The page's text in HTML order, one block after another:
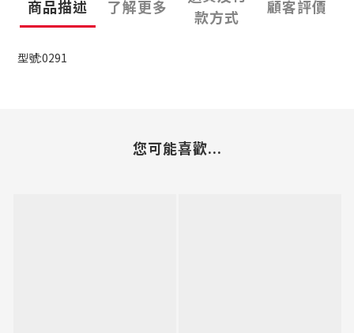
商品描述 了解更多
款方式
顧客評價
型號:0291
您可能喜歡...